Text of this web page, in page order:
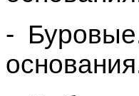
-
вручную